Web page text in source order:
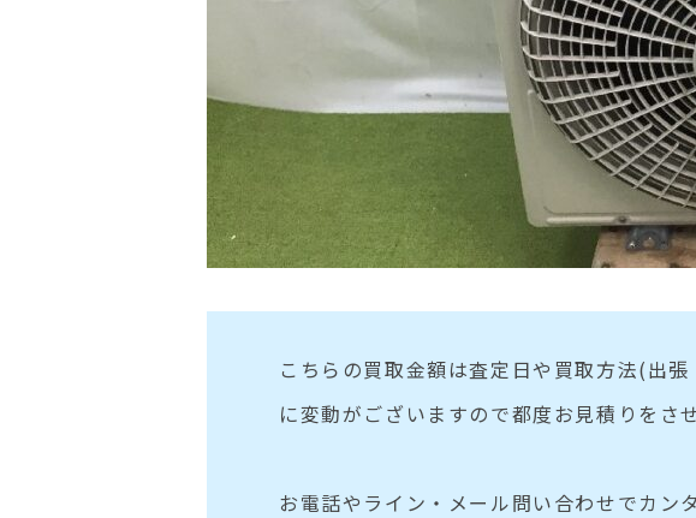
こちらの買取金額は査定日や買取方法(出
に変動がございますので都度お見積りをさ
お電話やライン・メール問い合わせでカン